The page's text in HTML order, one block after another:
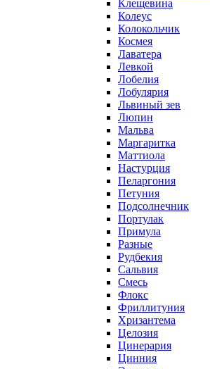
Клещевина
Колеус
Колокольчик
Космея
Лаватера
Левкой
Лобелия
Лобулярия
Львиный зев
Люпин
Мальва
Маргаритка
Маттиола
Настурция
Пеларгония
Петуния
Подсолнечник
Портулак
Примула
Разные
Рудбекия
Сальвия
Смесь
Флокс
Фриллитуния
Хризантема
Целозия
Цинерария
Цинния